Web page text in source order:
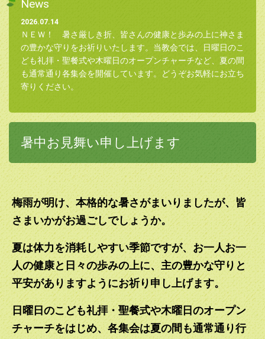
News
2026.07.14
ＮＥＷ！ 暑さ厳しき折、皆さんの健康と歩みの上に神さま
の豊かな守りをお祈りいたします。当教会では、日曜日のこ
ども礼拝・聖餐式や木曜日のオープンチャーチなど、夏の間
も通常通り各集会を開催しています。どうぞお気軽にお立ち
寄りください。
2026.05.23
5/31(日)12:30～13:15「ウエルカムサンデー」のご案内
教会が初めての方、久しぶりの方、どなたでも大歓迎！ウエ
ルカムサンデーは、いつもの礼拝よりも少しカジュアルに、
分かりやすいお話と心地よい⾳楽をお届けします。詳細は本
ページのご案内どうぞ。皆さんのご参加お待ちしています。
2026.02.22
【大斎節2026】2月18日から始まる大斎期間中、『み言葉と
歩む大斎節』を用いて神のみ言葉を黙想し、主のご復活を喜
びのうちに迎えられるよう、静かに備えの時を過ごしましょ
う。 https://www.nskk.org/tokyo/wp-
content/uploads/2026/02/2026-lent.pdf
2026.01.17
上田亜樹子司祭の英語新年挨拶メッセージをアップロードい
たしました。文書もありますので、どうぞご覧ください。
We have uploaded Reverend Ajuko Ueda's New Year's
暑中お見舞い申し上げます
梅雨が明け、本格的な暑さがまいりましたが、皆
さまいかがお過ごしでしょうか。
夏は体力を消耗しやすい季節ですが、お一人お一
人の健康と日々の歩みの上に、主の豊かな守りと
平安がありますようにお祈り申し上げます。
日曜日のこども礼拝・聖餐式や木曜日のオープン
チャーチをはじめ、各集会は夏の間も通常通り行